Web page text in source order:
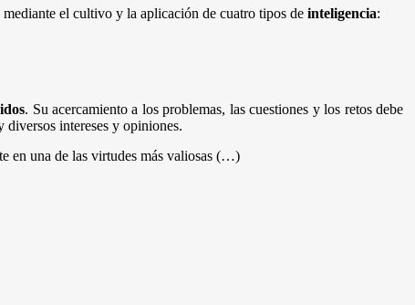
mediante el cultivo y la aplicación de cuatro tipos deinteligencia:
. Su acercamiento a los problemas, las cuestiones y los retos debe
intereses y opiniones.
en una de las virtudes más valiosas (…)